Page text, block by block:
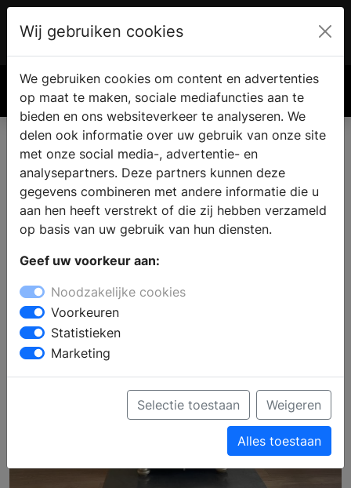
€ 0.00
Wij gebruiken cookies
We gebruiken cookies om content en advertenties
op maat te maken, sociale mediafuncties aan te
bieden en ons websiteverkeer te analyseren. We
delen ook informatie over uw gebruik van onze site
met onze social media-, advertentie- en
analysepartners. Deze partners kunnen deze
gegevens combineren met andere informatie die u
aan hen heeft verstrekt of die zij hebben verzameld
op basis van uw gebruik van hun diensten.
Geef uw voorkeur aan:
Noodzakelijke cookies
Voorkeuren
Statistieken
Marketing
Selectie toestaan Weigeren
Alles toestaan